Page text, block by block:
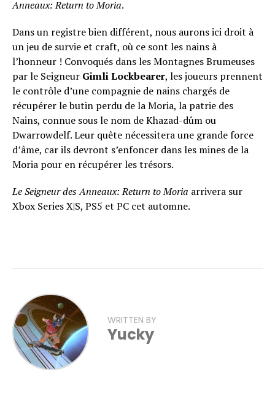
Anneaux: Return to Moria.
Dans un registre bien différent, nous aurons ici droit à
un jeu de survie et craft, où ce sont les nains à
l’honneur ! Convoqués dans les Montagnes Brumeuses
par le Seigneur Gimli Lockbearer, les joueurs prennent
le contrôle d’une compagnie de nains chargés de
récupérer le butin perdu de la Moria, la patrie des
Nains, connue sous le nom de Khazad-dûm ou
Dwarrowdelf. Leur quête nécessitera une grande force
d’âme, car ils devront s’enfoncer dans les mines de la
Moria pour en récupérer les trésors.
Le Seigneur des Anneaux: Return to Moria arrivera sur
Xbox Series X|S, PS5 et PC cet automne.
WRITTEN BY
Yucky